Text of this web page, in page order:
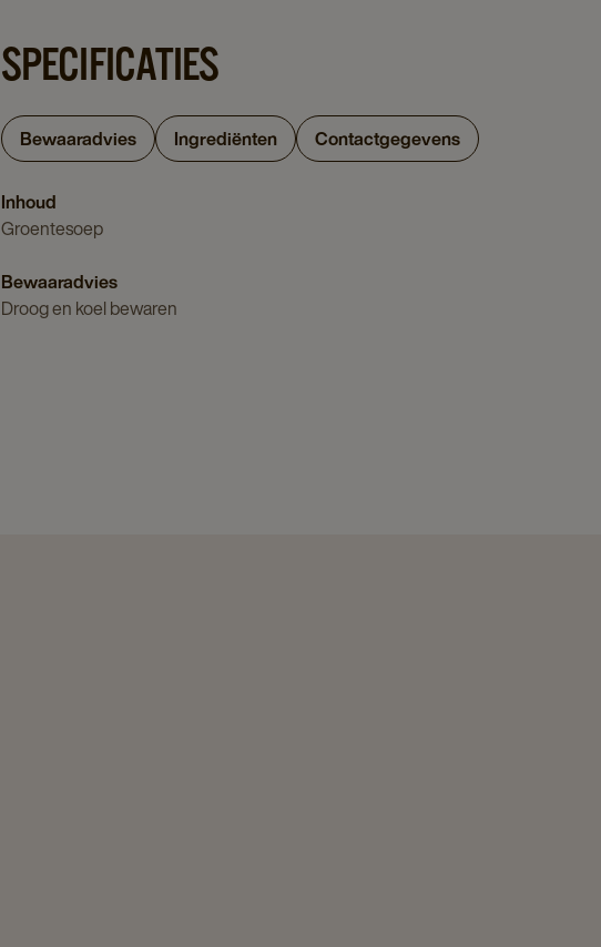
SPECIFICATIES
Bewaaradvies Ingrediënten Contactgegevens
Inhoud
Groentesoep
Bewaaradvies
Droog en koel bewaren